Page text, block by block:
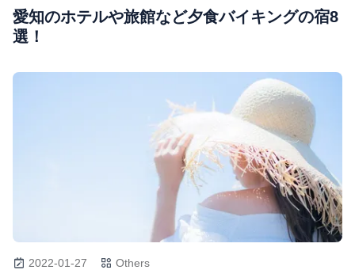
愛知のホテルや旅館など夕食バイキングの宿8
選！
2022-01-27 Others